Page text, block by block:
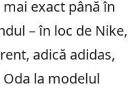
exact până în
– în loc de Nike,
adică adidas,
la modelul